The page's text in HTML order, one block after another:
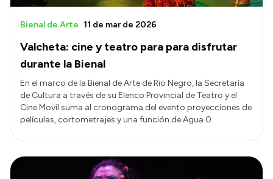
Valcheta: cine y teatro para para disfrutar
durante la Bienal
Bienal de Arte 11 de mar de 2026
En el marco de la Bienal de Arte de Rio Negro, la Secretaría
de Cultura a través de su Elenco Provincial de Teatro y el
Cine Movil suma al cronograma del evento proyecciones de
películas, cortometrajes y una función de Agua 0.